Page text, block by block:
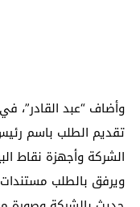
وأضاف “عبد القادر”،
تقديم الطلب باسم
ويرفق بالطلب